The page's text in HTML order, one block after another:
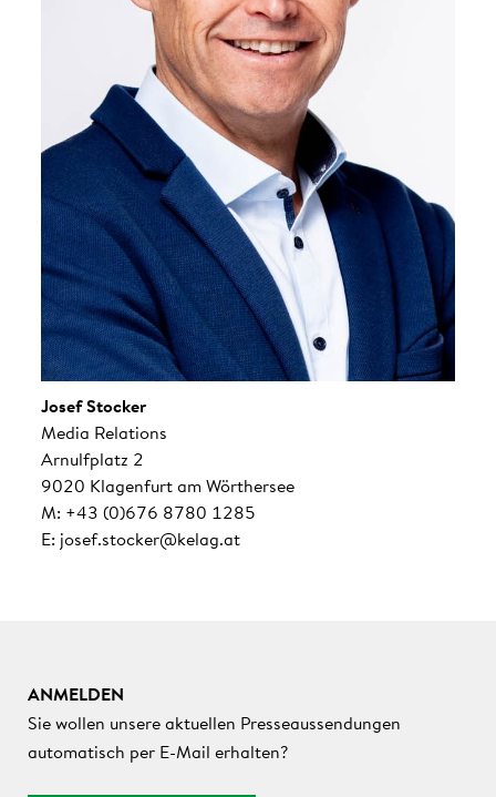
Josef Stocker
Media Relations
Arnulfplatz 2
9020 Klagenfurt am Wörthersee
M: +43 (0)676 8780 1285
E: josef.stocker@kelag.at
ANMELDEN
Sie wollen unsere aktuellen Presseaussendungen
automatisch per E-Mail erhalten?